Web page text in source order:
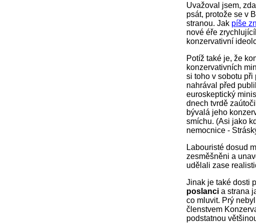
Uvažoval jsem,
psát, protože se v
stranou. Jak píše
nové éře
konzervativní
Potíž také je, že
konzervativních
si toho v sobotu
nahrával před
euroskeptický
dnech tvrdě
bývalá jeho
smíchu. (Asi jako
nemocnice -
Labouristé dosud
zesměšněni a
udělali zase
Jinak je také dosti
poslanci a strana
co mluvit. Prý
členstvem
podstatnou